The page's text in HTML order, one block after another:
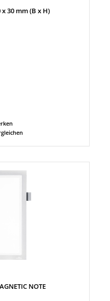
30 mm (B x H)
NOTE